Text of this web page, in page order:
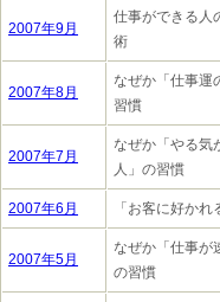
2007年9月
仕事ができる人
術
2007年8月
なぜか「仕事運
習慣
2007年7月
なぜか「やる気
人」の習慣
2007年6月 「お客に好か
2007年5月
なぜか「仕事が
の習慣